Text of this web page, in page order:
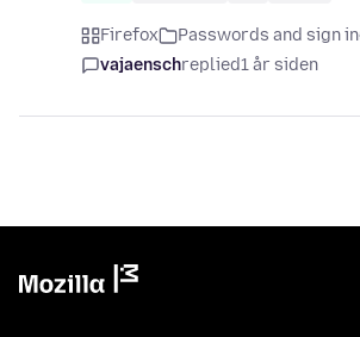
Firefox Passwords and sign in
vajaenschreplied1 år siden